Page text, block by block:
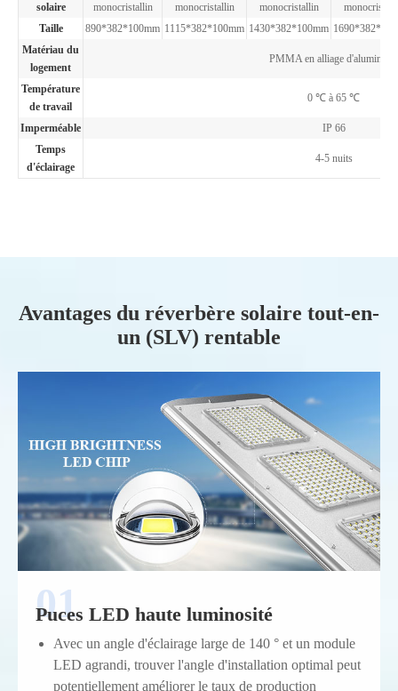
solaire
monocristallin
monocristallin
monocristallin
Taille
890*382*100mm 1115*382*100mm 1430*382*100mm
Matériau du
logement
PMMA en alliage d'aluminium
Température
de travail
0 ℃ à 65 ℃
Imperméable
IP 66
Temps
d'éclairage
4-5 nuits
Avantages du réverbère solaire tout-en-
un (SLV) rentable
Puces LED haute luminosité
Avec un angle d'éclairage large de 140 ° et un module
LED agrandi, trouver l'angle d'installation optimal peut
potentiellement améliorer le taux de production